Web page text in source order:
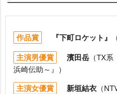
作品賞 『下町ロケット』
主演男優賞 濱田岳 （TX
浜崎伝助～』）
主演女優賞 新垣結衣 （